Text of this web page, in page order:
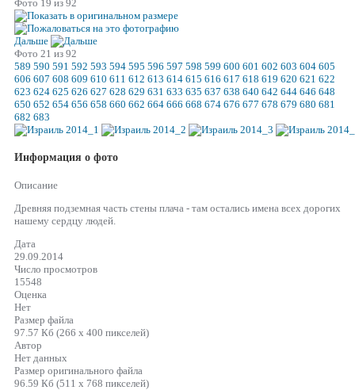
Фото 19 из 92
Дальше
Фото 21 из 92
589 590 591 592 593 594 595 596 597 598 599 600 601 602 603 604 605
606 607 608 609 610 611 612 613 614 615 616 617 618 619 620 621 622
623 624 625 626 627 628 629 631 633 635 637 638 640 642 644 646 648
650 652 654 656 658 660 662 664 666 668 674 676 677 678 679 680 681
682 683
Информация о фото
Описание
Древняя подземная часть стены плача - там остались имена всех дорогих
нашему сердцу людей.
Дата
29.09.2014
Число просмотров
15548
Оценка
Нет
Размер файла
97.57 Кб (266 x 400 пикселей)
Автор
Нет данных
Размер оригинального файла
96.59 Кб (511 x 768 пикселей)